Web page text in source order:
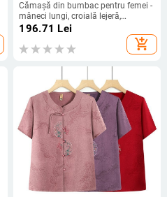
Cămașă din bumbac pentru femei -
mâneci lungi, croială lejeră,
broderie, toamnă 2025, 95%
196.71 Lei
add_shopping_cart